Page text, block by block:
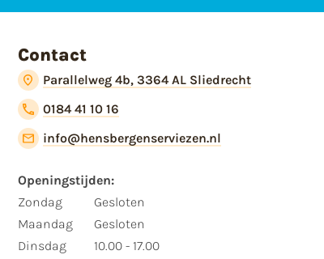
Contact
Parallelweg 4b, 3364 AL Sliedrecht
0184 41 10 16
info@hensbergenserviezen.nl
Openingstijden:​
​Zondag
Maandag
Dinsdag
Gesloten
Gesloten
10.00 - 17.00